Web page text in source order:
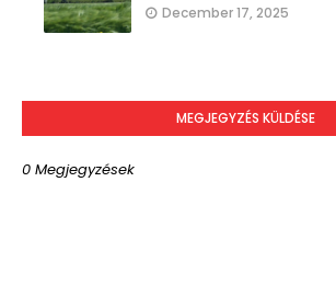
December 17, 2025
MEGJEGYZÉS KÜLDÉSE
0 Megjegyzések